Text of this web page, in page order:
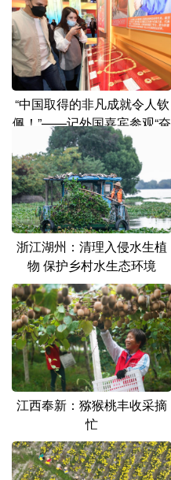
山东 河南
广东 广西
四川 贵州
陕西 甘肃
新疆 内蒙古
多语种频道
English Español
Русский язык
Deutsch Português
“中国取得的非凡成就令人钦
佩！”——记外国嘉宾参观“奋
进新时代”主题成就展
浙江湖州：清理入侵水生植
物 保护乡村水生态环境
江西奉新：猕猴桃丰收采摘
忙